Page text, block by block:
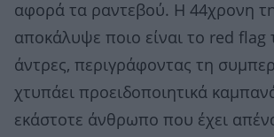
αφορά τα ραντεβού. Η 44χρονη
αποκάλυψε ποιο είναι το red flag
άντρες, περιγράφοντας τη
χτυπάει προειδοποιητικά
εκάστοτε άνθρωπο που έχει